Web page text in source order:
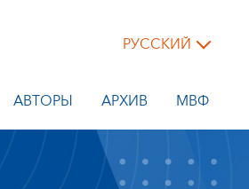
РУССКИЙ
АВТОРЫ АРХИВ МВФ